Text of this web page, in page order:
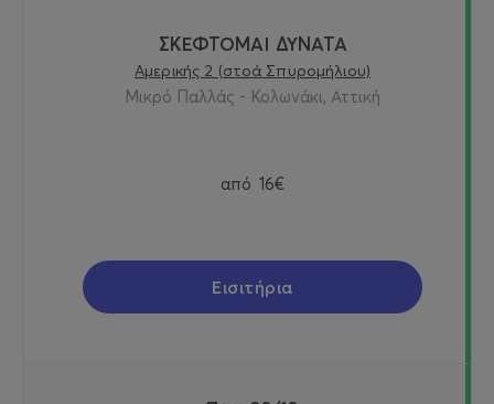
ΣΚΕΦΤΟΜΑΙ ΔΥΝΑΤΑ
Αμερικής 2 (στοά Σπυρομήλιου)
Μικρό Παλλάς - Κολωνάκι, Αττική
από 16€
Εισιτήρια